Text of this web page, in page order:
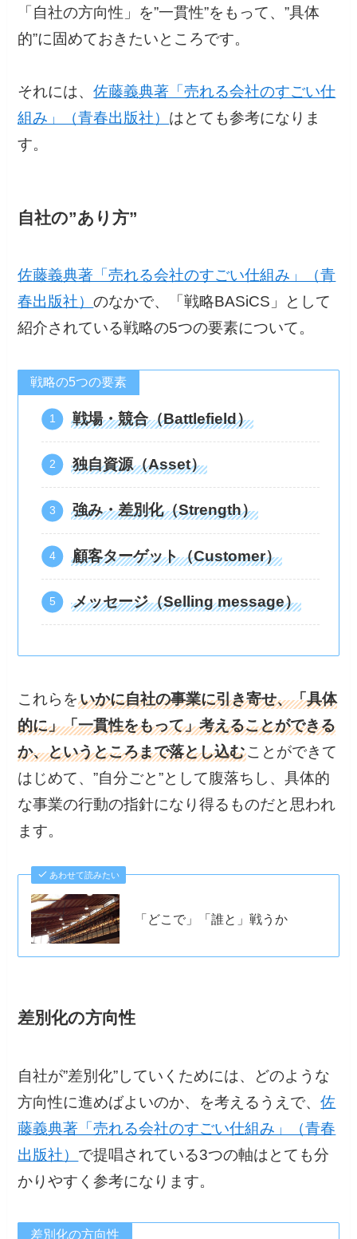
「自社の方向性」を”一貫性”をもって、”具体
的”に固めておきたいところです。
それには、佐藤義典著「売れる会社のすごい仕
組み」（青春出版社） はとても参考になりま
す。
自社の”あり方”
佐藤義典著「売れる会社のすごい仕組み」（青
春出版社）のなかで、「戦略BASiCS」として
紹介されている戦略の5つの要素について。
戦略の5つの要素
戦場・競合（Battlefield）
独自資源（Asset）
強み・差別化（Strength）
顧客ターゲット（Customer）
メッセージ（Selling message）
これらをいかに自社の事業に引き寄せ、「具体
的に」「一貫性をもって」考えることができる
か、というところまで落とし込むことができて
はじめて、”自分ごと”として腹落ちし、具体的
な事業の行動の指針になり得るものだと思われ
ます。
あわせて読みたい
「どこで」「誰と」戦うか
差別化の方向性
自社が”差別化”していくためには、どのような
方向性に進めばよいのか、を考えるうえで、佐
藤義典著「売れる会社のすごい仕組み」（青春
出版社） で提唱されている3つの軸はとても分
かりやすく参考になります。
差別化の方向性